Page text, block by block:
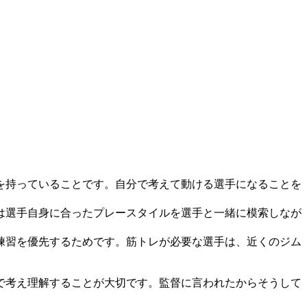
っていることです。自分で考えて動ける選手になることを
手自身に合ったプレースタイルを選手と一緒に模索しなが
を優先するためです。筋トレが必要な選手は、近くのジム
え理解することが大切です。監督に言われたからそうして